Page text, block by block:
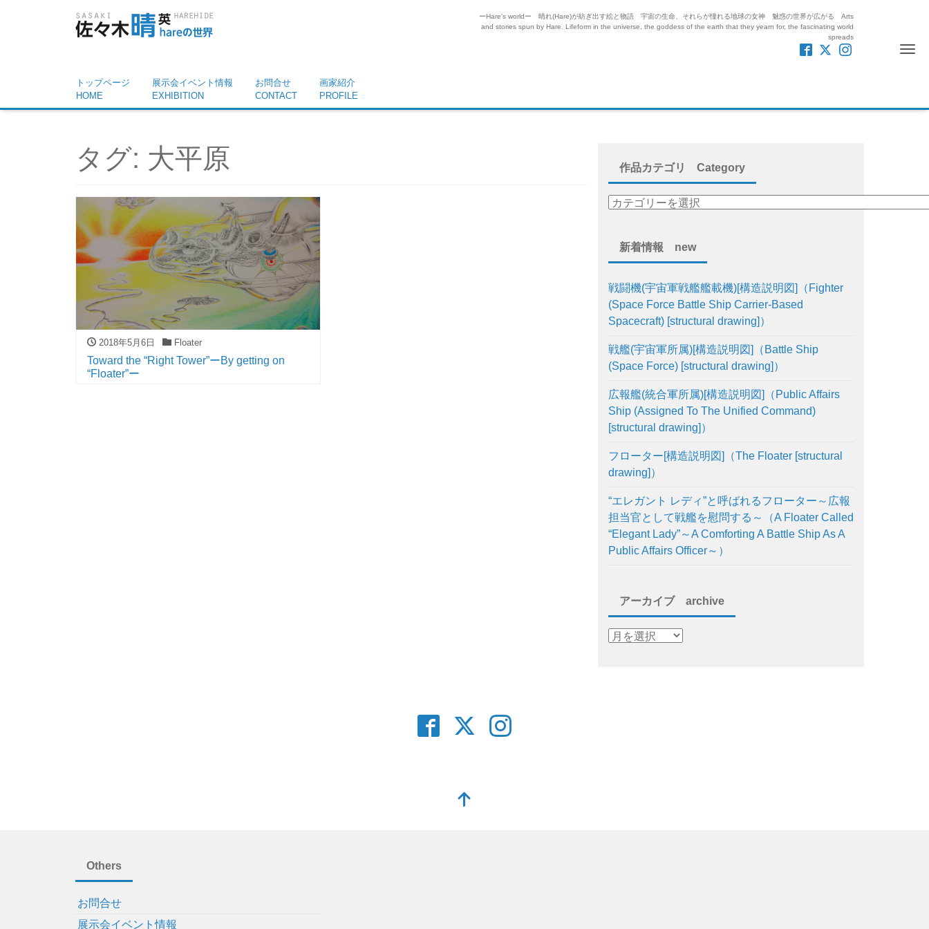
ーHare's worldー 晴れ(Hare)が紡ぎ出す絵と物語 宇宙の生命、それらが憧れる地球の女神 魅惑の世界が広がる Arts
and stories spun by Hare. Lifeform in the universe, the goddess of the earth that they yearn for, the fascinating world
spreads
トップページ
HOME
展示会イベント情報
EXHIBITION
お問合せ
CONTACT
画家紹介
PROFILE
タグ: 大平原
2018年5月6日 Floater
Toward the “Right Tower”ーBy getting on
“Floater”ー
作品カテゴリ Category
新着情報 new
戦闘機(宇宙軍戦艦艦載機)[構造説明図]（Fighter
(Space Force Battle Ship Carrier-Based
Spacecraft) [structural drawing]）
戦艦(宇宙軍所属)[構造説明図]（Battle Ship
(Space Force) [structural drawing]）
広報艦(統合軍所属)[構造説明図]（Public Affairs
Ship (Assigned To The Unified Command)
[structural drawing]）
フローター[構造説明図]（The Floater [structural
drawing]）
“エレガント レディ”と呼ばれるフローター～広報
担当官として戦艦を慰問する～（A Floater Called
“Elegant Lady”～A Comforting A Battle Ship As A
Public Affairs Officer～）
アーカイブ archive
Others
お問合せ
展示会イベント情報